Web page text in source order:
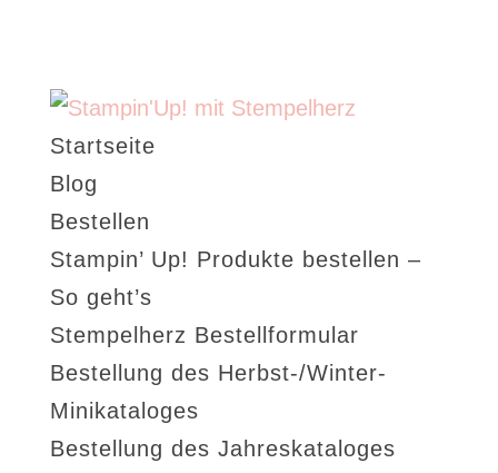
Startseite
Blog
Bestellen
Stampin’ Up! Produkte bestellen –
So geht’s
Stempelherz Bestellformular
Bestellung des Herbst-/Winter-
Minikataloges
Bestellung des Jahreskataloges